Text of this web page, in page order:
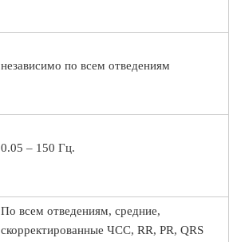
независимо по всем отведениям
0.05 – 150 Гц.
По всем отведениям, средние,
скорректированные ЧСС, RR, PR, QRS